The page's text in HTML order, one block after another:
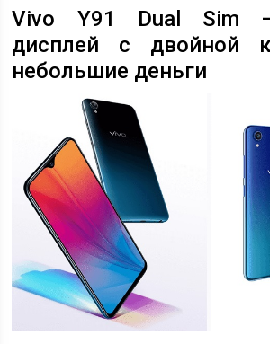
Vivo Y91 Dual Sim
дисплей с двойной
небольшие деньги